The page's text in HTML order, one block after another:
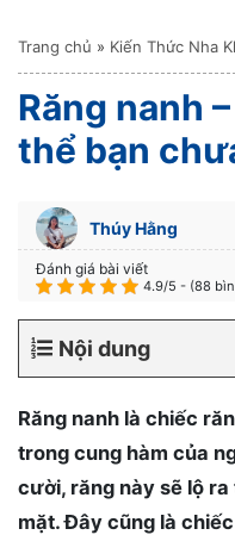
Trang chủ » Kiến Thức Nha
Răng nanh
thể bạn
Thúy Hằng
Đánh giá bài viết
4.9/5 - (88
Nội dung
Răng nanh là chiếc
trong cung hàm của
cười, răng này sẽ lộ
mặt. Đây cũng là